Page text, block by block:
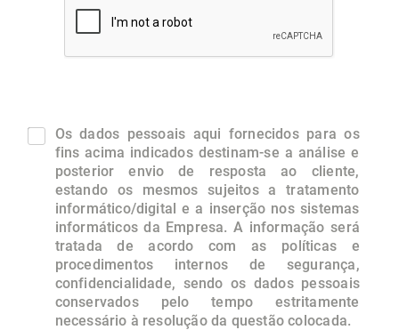
Os dados pessoais aqui fornecidos para os
fins acima indicados destinam-se a análise e
posterior envio de resposta ao cliente,
estando os mesmos sujeitos a tratamento
informático/digital e a inserção nos sistemas
informáticos da Empresa. A informação será
tratada de acordo com as políticas e
procedimentos internos de segurança,
confidencialidade, sendo os dados pessoais
conservados pelo tempo estritamente
necessário à resolução da questão colocada.